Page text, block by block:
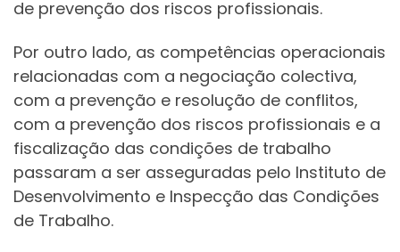
de prevenção dos riscos profissionais.
Por outro lado, as competências operacionais
relacionadas com a negociação colectiva,
com a prevenção e resolução de conflitos,
com a prevenção dos riscos profissionais e a
fiscalização das condições de trabalho
passaram a ser asseguradas pelo Instituto de
Desenvolvimento e Inspecção das Condições
de Trabalho.